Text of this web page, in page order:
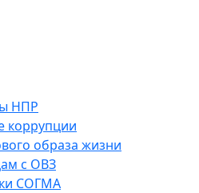
НПР
коррупции
образа жизни
с ОВЗ
СОГМА